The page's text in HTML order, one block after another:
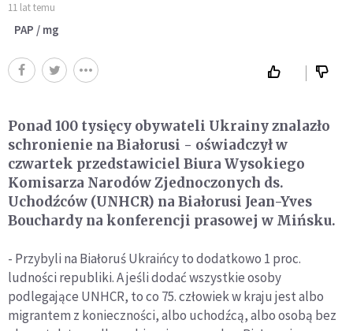
11 lat temu
PAP / mg
Ponad 100 tysięcy obywateli Ukrainy znalazło
schronienie na Białorusi - oświadczył w
czwartek przedstawiciel Biura Wysokiego
Komisarza Narodów Zjednoczonych ds.
Uchodźców (UNHCR) na Białorusi Jean-Yves
Bouchardy na konferencji prasowej w Mińsku.
- Przybyli na Białoruś Ukraińcy to dodatkowo 1 proc.
ludności republiki. A jeśli dodać wszystkie osoby
podlegające UNHCR, to co 75. człowiek w kraju jest albo
migrantem z konieczności, albo uchodźcą, albo osobą bez